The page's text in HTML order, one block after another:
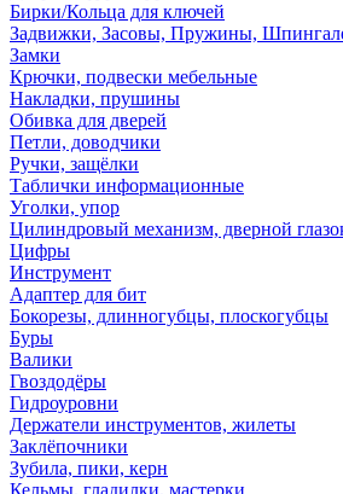
Бирки/Кольца для ключей
Задвижки, Засовы, Пружины,
Замки
Крючки, подвески мебельные
Накладки, прушины
Обивка для дверей
Петли, доводчики
Ручки, защёлки
Таблички информационные
Уголки, упор
Цилиндровый механизм, дверной
Цифры
Инструмент
Адаптер для бит
Бокорезы, длинногубцы, плоскогубцы
Буры
Валики
Гвоздодёры
Гидроуровни
Держатели инструментов, жилеты
Заклёпочники
Зубила, пики, керн
Кельмы, гладилки, мастерки